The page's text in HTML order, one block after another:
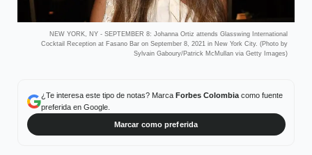
NEW YORK, NY - SEPTEMBER 8: Johanna Ortiz attends Glasswing International
Cocktail Reception at Fasano Bar on September 8, 2021 in New York City. (Photo by
Sylvain Gaboury/Patrick McMullan via Getty Images)
¿Te interesa este tipo de notas? Marca Forbes Colombiacomo fuente
preferida en Google.
Marcar como preferida